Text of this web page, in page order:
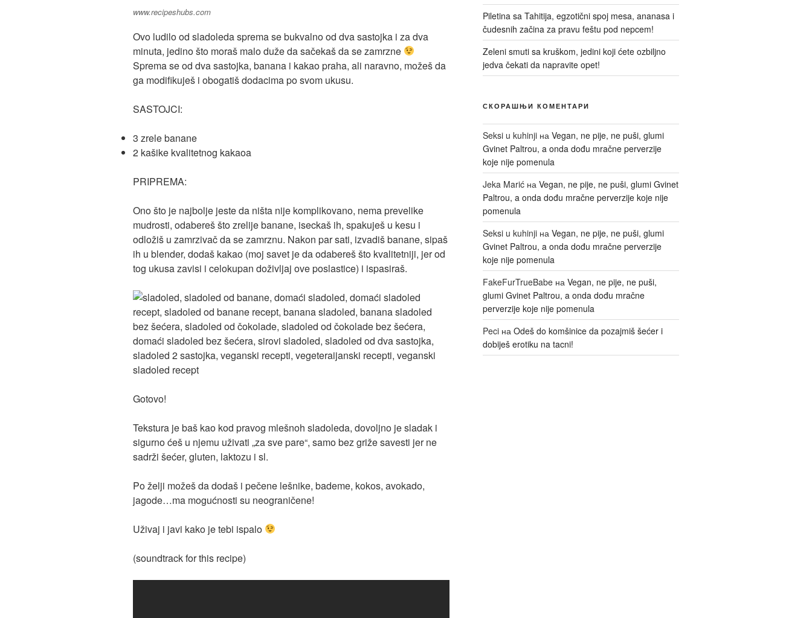
www.recipeshubs.com
Ovo ludilo od sladoleda sprema se bukvalno od dva sastojka i za dva
minuta, jedino što moraš malo duže da sačekaš da se zamrzne
Sprema se od dva sastojka, banana i kakao praha, ali naravno, možeš da
ga modifikuješ i obogatiš dodacima po svom ukusu.
SASTOJCI:
3 zrele banane
2 kašike kvalitetnog kakaoa
PRIPREMA:
Ono što je najbolje jeste da ništa nije komplikovano, nema prevelike
mudrosti, odabereš što zrelije banane, iseckaš ih, spakuješ u kesu i
odložiš u zamrzivač da se zamrznu. Nakon par sati, izvadiš banane, sipaš
ih u blender, dodaš kakao (moj savet je da odabereš što kvalitetniji, jer od
tog ukusa zavisi i celokupan doživljaj ove poslastice) i ispasiraš.
Gotovo!
Tekstura je baš kao kod pravog mlešnoh sladoleda, dovoljno je sladak i
sigurno ćeš u njemu uživati „za sve pare“, samo bez griže savesti jer ne
sadrži šećer, gluten, laktozu i sl.
Po želji možeš da dodaš i pečene lešnike, bademe, kokos, avokado,
jagode…ma mogućnosti su neograničene!
Uživaj i javi kako je tebi ispalo
(soundtrack for this recipe)
Piletina sa Tahitija, egzotični spoj mesa, ananasa i
čudesnih začina za pravu feštu pod nepcem!
Zeleni smuti sa kruškom, jedini koji ćete ozbiljno
jedva čekati da napravite opet!
СКОРАШЊИ КОМЕНТАРИ
Seksi u kuhinjiна Vegan, ne pije, ne puši, glumi
Gvinet Paltrou, a onda dođu mračne perverzije
koje nije pomenula
Jeka Marićна Vegan, ne pije, ne puši, glumi Gvinet
Paltrou, a onda dođu mračne perverzije koje nije
pomenula
Seksi u kuhinjiна Vegan, ne pije, ne puši, glumi
Gvinet Paltrou, a onda dođu mračne perverzije
koje nije pomenula
FakeFurTrueBabeна Vegan, ne pije, ne puši,
glumi Gvinet Paltrou, a onda dođu mračne
perverzije koje nije pomenula
Peciна Odeš do komšinice da pozajmiš šećer i
dobiješ erotiku na tacni!